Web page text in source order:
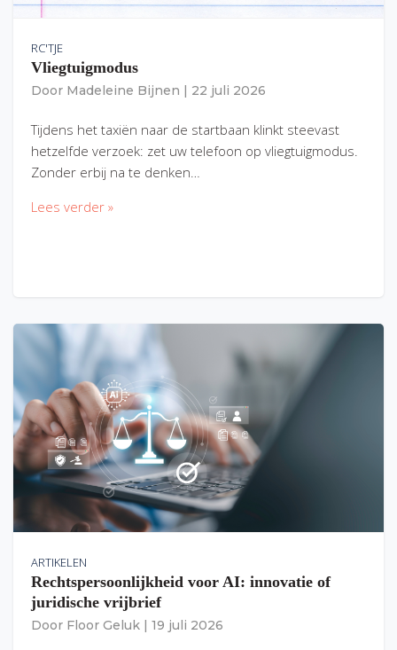
RC'TJE
Vliegtuigmodus
Door Madeleine Bijnen 22 juli 2026
Tijdens het taxiën naar de startbaan klinkt steevast
hetzelfde verzoek: zet uw telefoon op vliegtuigmodus.
Zonder erbij na te denken…
Lees verder »
ARTIKELEN
Rechtspersoonlijkheid voor AI: innovatie of
juridische vrijbrief
Door Floor Geluk 19 juli 2026